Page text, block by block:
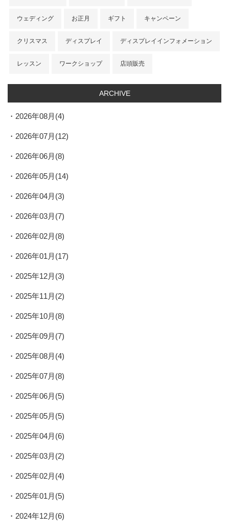
ウェディング お正月 ギフト キャンペーン
クリスマス ディスプレイ ディスプレイインフォメーション
レッスン ワークショップ 店頭販売
ARCHIVE
2026年08月(4)
2026年07月(12)
2026年06月(8)
2026年05月(14)
2026年04月(3)
2026年03月(7)
2026年02月(8)
2026年01月(17)
2025年12月(3)
2025年11月(2)
2025年10月(8)
2025年09月(7)
2025年08月(4)
2025年07月(8)
2025年06月(5)
2025年05月(5)
2025年04月(6)
2025年03月(2)
2025年02月(4)
2025年01月(5)
2024年12月(6)